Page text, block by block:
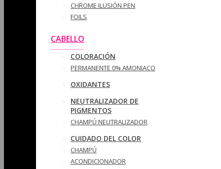
CHROME ILUSIÓN PEN
FOILS
CABELLO
COLORACIÓN
PERMANENTE 0% AMONIACO
OXIDANTES
NEUTRALIZADOR DE
PIGMENTOS
CHAMPÚ NEUTRALIZADOR
CUIDADO DEL COLOR
CHAMPÚ
ACONDICIONADOR